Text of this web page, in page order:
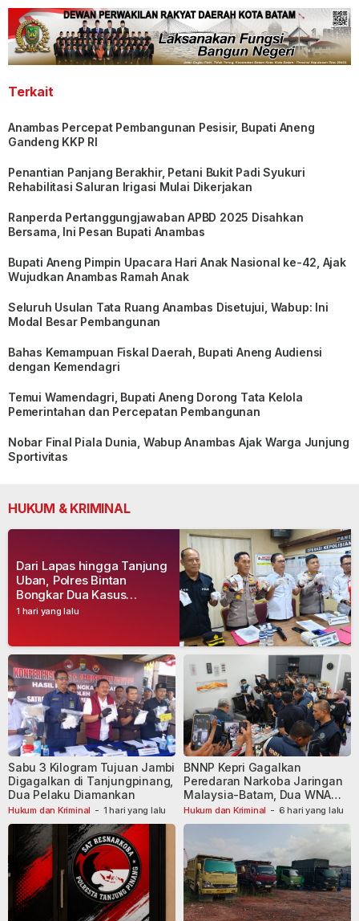
Terkait
Anambas Percepat Pembangunan Pesisir, Bupati Aneng
Gandeng KKP RI
Penantian Panjang Berakhir, Petani Bukit Padi Syukuri
Rehabilitasi Saluran Irigasi Mulai Dikerjakan
Ranperda Pertanggungjawaban APBD 2025 Disahkan
Bersama, Ini Pesan Bupati Anambas
Bupati Aneng Pimpin Upacara Hari Anak Nasional ke-42, Ajak
Wujudkan Anambas Ramah Anak
Seluruh Usulan Tata Ruang Anambas Disetujui, Wabup: Ini
Modal Besar Pembangunan
Bahas Kemampuan Fiskal Daerah, Bupati Aneng Audiensi
dengan Kemendagri
Temui Wamendagri, Bupati Aneng Dorong Tata Kelola
Pemerintahan dan Percepatan Pembangunan
Nobar Final Piala Dunia, Wabup Anambas Ajak Warga Junjung
Sportivitas
HUKUM & KRIMINAL
1 hari yang lalu
Dari Lapas hingga Tanjung
Uban, Polres Bintan
Bongkar Dua Kasus
Narkoba, Empat Tersangka
Hukum dan Kriminal - 1 hari yang lalu
Sabu 3 Kilogram Tujuan Jambi
Digagalkan di Tanjungpinang,
Dua Pelaku Diamankan
Hukum dan Kriminal - 6 hari yang lalu
BNNP Kepri Gagalkan
Peredaran Narkoba Jaringan
Malaysia-Batam, Dua WNA
Masih Diburu